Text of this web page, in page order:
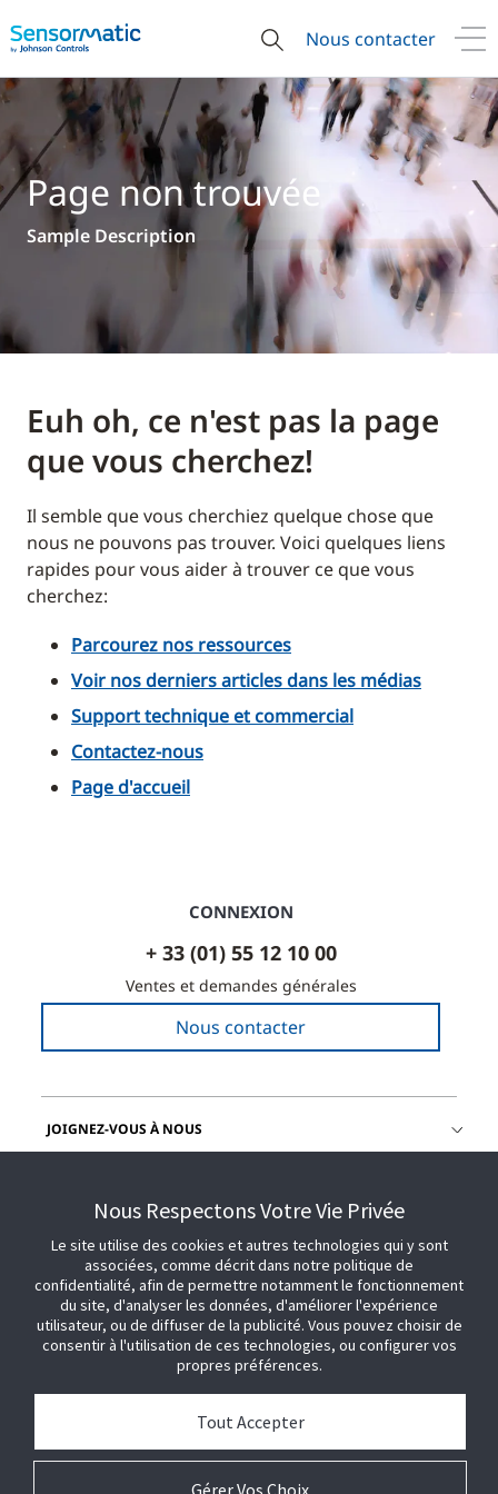
Nous contacter
Page non trouvée
Sample Description
Euh oh, ce n'est pas la page
que vous cherchez!
Il semble que vous cherchiez quelque chose que
nous ne pouvons pas trouver. Voici quelques liens
rapides pour vous aider à trouver ce que vous
cherchez:
Parcourez nos ressources
Voir nos derniers articles dans les médias
Support technique et commercial
Contactez-nous
Page d'accueil
CONNEXION
+ 33 (01) 55 12 10 00
Ventes et demandes générales
Nous contacter
JOIGNEZ-VOUS À NOUS
Nous Respectons Votre Vie Privée
Le site utilise des cookies et autres technologies qui y sont
associées, comme décrit dans notre politique de
confidentialité, afin de permettre notamment le fonctionnement
du site, d'analyser les données, d'améliorer l'expérience
utilisateur, ou de diffuser de la publicité. Vous pouvez choisir de
consentir à l'utilisation de ces technologies, ou configurer vos
propres préférences.
Gérer Vos Choix
Tout Accepter